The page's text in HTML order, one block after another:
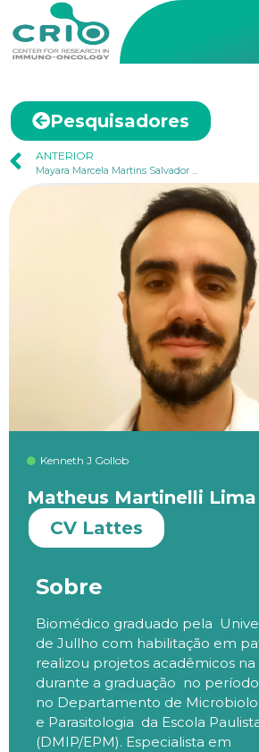
Pesquisadores
ANTERIOR
Mayara Marcela Martins Salvador Salino
Kenneth J Gollob
Matheus Martinelli Lima
CV Lattes
Sobre
Biomédico graduado pela
de Jullho com habilitação em
realizou projetos acadêmicos na
durante a graduação no período
no Departamento de
e Parasitologia da Escola
(DMIP/EPM). Especialista em